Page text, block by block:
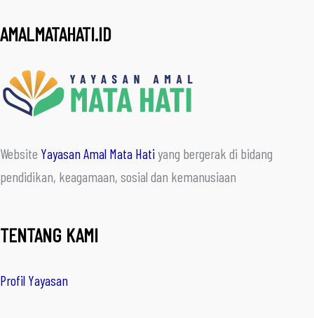
AMALMATAHATI.ID
Website Yayasan Amal Mata Hatiyang bergerak di bidang
pendidikan, keagamaan, sosial dan kemanusiaan
TENTANG KAMI
Profil Yayasan